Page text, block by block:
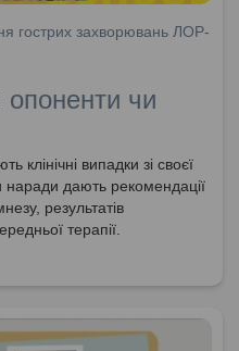
гострих захворювань ЛОР-
чи
клінічні випадки зі своєї
наради дають рекомендації
результатів
терапії.